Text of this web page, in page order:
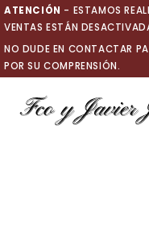
Ir
al
contenido
ATENCIÓN - ESTAMOS
VENTAS ESTÁN
NO DUDE EN CONTACTAR
POR SU COMPRENSIÓN.